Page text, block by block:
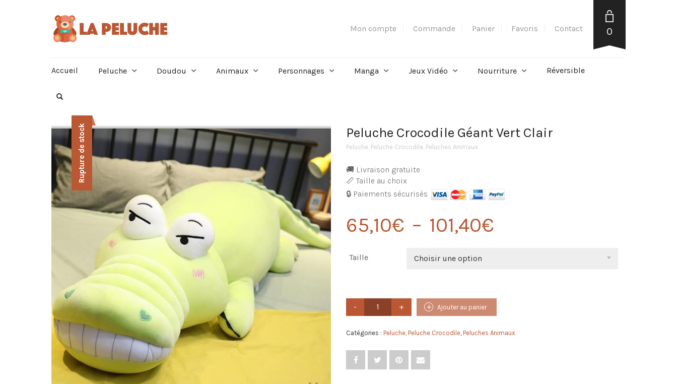
Mon compte Commande Panier Favoris Contact 0
Accueil Peluche Doudou Animaux Personnages Manga Jeux Vidéo Nourriture Réversible
Rupture de stock Peluche Crocodile Géant Vert Clair
Peluche Peluche Crocodile Peluches Animaux
🚚 Livraison gratuite
📏 Taille au choix
🔒 Paiements sécurisés
65,10€ – 101,40€
Taille Choisir une option
Crocodile
Géant
Clair
Ajouter au panier
Catégories : Peluche Peluche Crocodile Peluches Animaux